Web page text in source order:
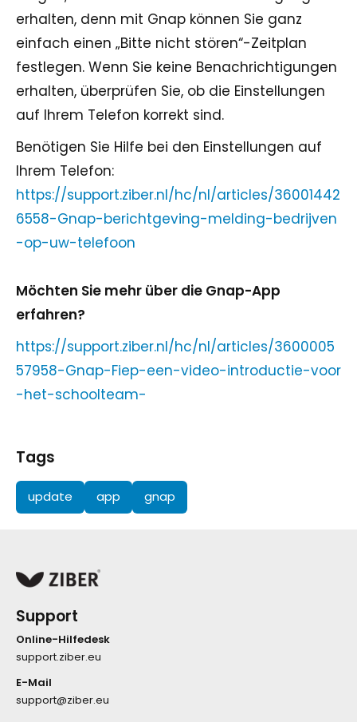
erhalten, denn mit Gnap können Sie ganz
einfach einen „Bitte nicht stören“-Zeitplan
festlegen. Wenn Sie keine Benachrichtigungen
erhalten, überprüfen Sie, ob die Einstellungen
auf Ihrem Telefon korrekt sind.
Benötigen Sie Hilfe bei den Einstellungen auf
Ihrem Telefon:
https://support.ziber.nl/hc/nl/articles/36001442
6558-Gnap-berichtgeving-melding-bedrijven
-op-uw-telefoon
Möchten Sie mehr über die Gnap-App
erfahren?
https://support.ziber.nl/hc/nl/articles/3600005
57958-Gnap-Fiep-een-video-introductie-voor
-het-schoolteam-
Tags
update app gnap
Support
Online-Hilfedesk
support.ziber.eu
E-Mail
support@ziber.eu